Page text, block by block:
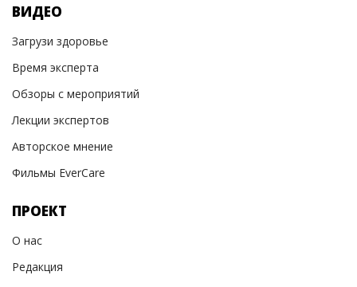
ВИДЕО
Загрузи здоровье
Время эксперта
Обзоры с мероприятий
Лекции экспертов
Авторское мнение
Фильмы EverCare
ПРОЕКТ
О нас
Редакция